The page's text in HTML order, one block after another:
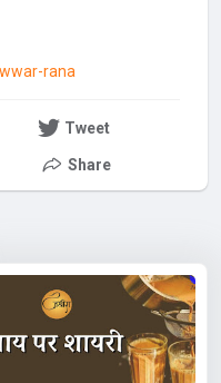
rana
Tweet
Share